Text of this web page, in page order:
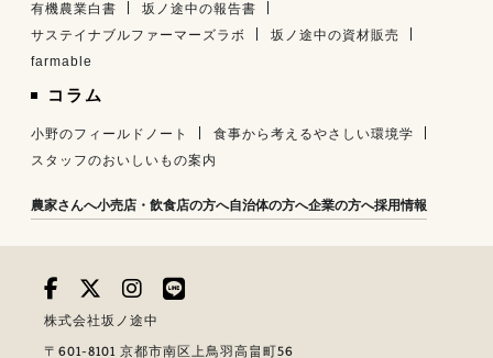
有機農業白書
坂ノ途中の報告書
サステイナブルファーマーズラボ
坂ノ途中の資材販売
farmable
コラム
小野のフィールドノート
食事から考えるやさしい環境学
スタッフのおいしいもの案内
農家さんへ小売店・飲食店の方へ自治体の方へ企業の方へ採用情報
株式会社坂ノ途中
〒601-8101 京都市南区上鳥羽高畠町56